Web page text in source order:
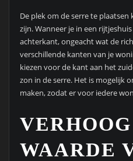
De plek om de serre te
zijn. Wanneer je in een
achterkant, ongeacht wat de
verschillende kanten van je
kiezen voor de kant aan het
zon in de serre. Het is mogelijk
maken, zodat er voor iedere
WAARDE